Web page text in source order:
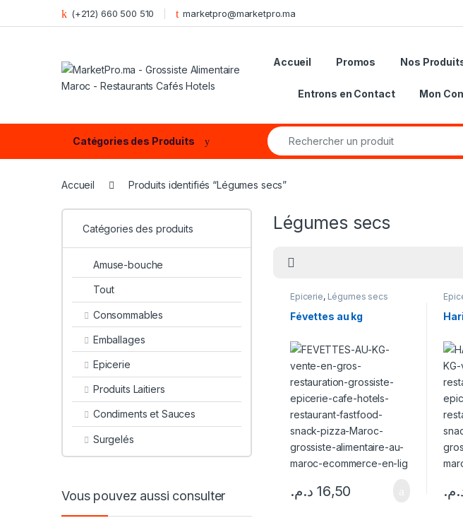
Skip to navigation
Skip to content (+212) 660 500 510 marketpro@marketpro.ma
Accueil Promos Nos
Entrons en Contact Mon
Catégories des Produits
Search for:
Accueil Produits identifiés “Légumes secs”
Légumes secs
Epicerie, Légumes secs
Févettes au kg
16,50 د.م.
Catégories des produits
Amuse-bouche
Tout
Consommables
Emballages
Epicerie
Produits Laitiers
Condiments et Sauces
Surgelés
Vous pouvez aussi consulter